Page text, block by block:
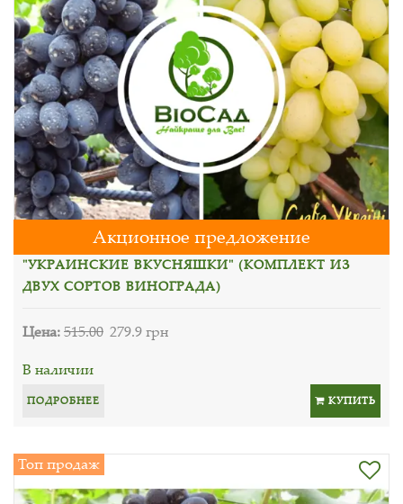
Акционное предложение
"УКРАИНСКИЕ ВКУСНЯШКИ" (КОМПЛЕКТ ИЗ
ДВУХ СОРТОВ ВИНОГРАДА)
Цена:515.00 279.9 грн
В наличии
ПОДРОБНЕЕ КУПИТЬ
Топ продаж